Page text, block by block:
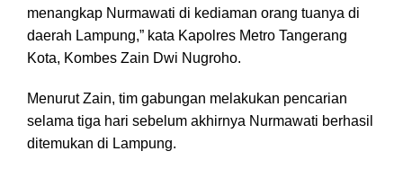
menangkap Nurmawati di kediaman orang tuanya di
daerah Lampung,” kata Kapolres Metro Tangerang
Kota, Kombes Zain Dwi Nugroho.
Menurut Zain, tim gabungan melakukan pencarian
selama tiga hari sebelum akhirnya Nurmawati berhasil
ditemukan di Lampung.